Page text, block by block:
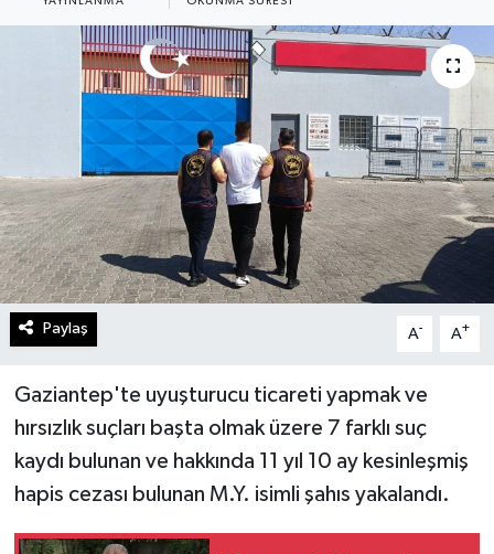
Paylaş A- A+
Gaziantep'te uyuşturucu ticareti yapmak ve
hırsızlık suçları başta olmak üzere 7 farklı suç
kaydı bulunan ve hakkında 11 yıl 10 ay kesinleşmiş
hapis cezası bulunan M.Y. isimli şahıs yakalandı.